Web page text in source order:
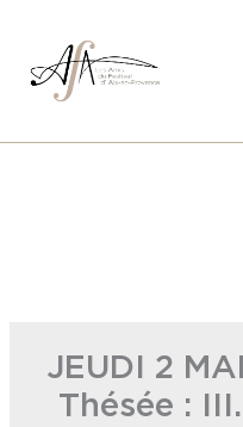
contenu
JEUDI 2
Thésée :